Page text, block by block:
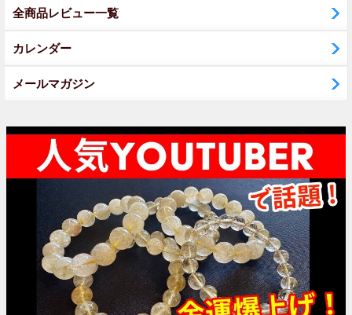
全商品レビュー一覧
カレンダー
メールマガジン